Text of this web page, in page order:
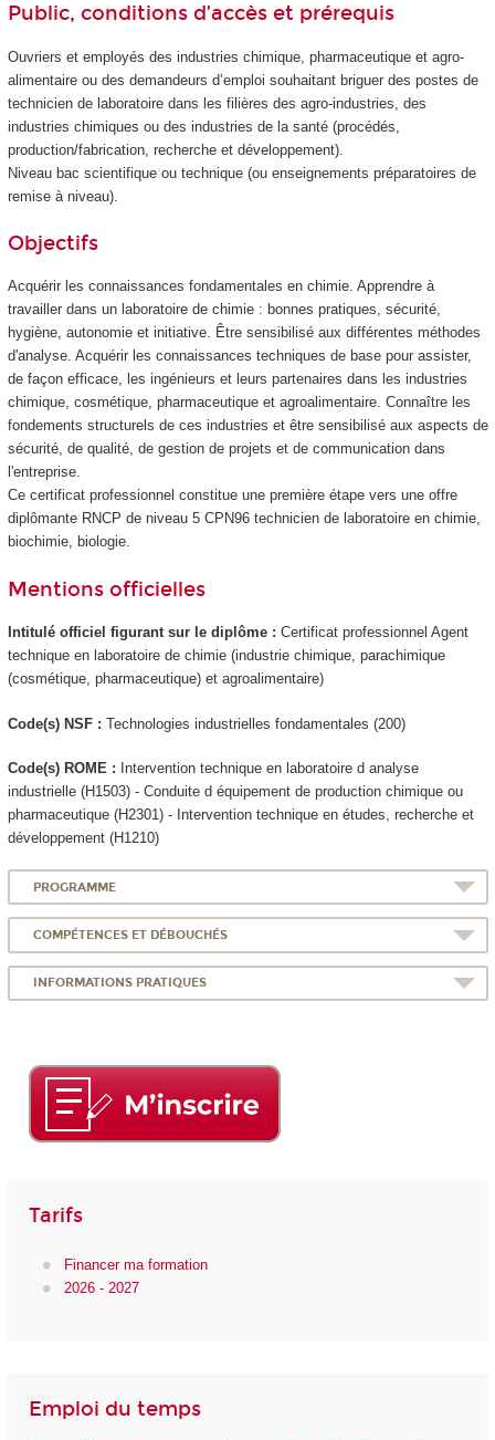
Public, conditions d’accès et prérequis
Ouvriers et employés des industries chimique, pharmaceutique et agro-
alimentaire ou des demandeurs d’emploi souhaitant briguer des postes de
technicien de laboratoire dans les filières des agro-industries, des
industries chimiques ou des industries de la santé (procédés,
production/fabrication, recherche et développement).
Niveau bac scientifique ou technique (ou enseignements préparatoires de
remise à niveau).
Objectifs
Acquérir les connaissances fondamentales en chimie. Apprendre à
travailler dans un laboratoire de chimie : bonnes pratiques, sécurité,
hygiène, autonomie et initiative. Être sensibilisé aux différentes méthodes
d'analyse. Acquérir les connaissances techniques de base pour assister,
de façon efficace, les ingénieurs et leurs partenaires dans les industries
chimique, cosmétique, pharmaceutique et agroalimentaire. Connaître les
fondements structurels de ces industries et être sensibilisé aux aspects de
sécurité, de qualité, de gestion de projets et de communication dans
l'entreprise.
Ce certificat professionnel constitue une première étape vers une offre
diplômante RNCP de niveau 5CPN96 technicien de laboratoire en chimie,
biochimie, biologie.
Mentions officielles
Intitulé officiel figurant sur le diplôme : Certificat professionnel Agent
technique en laboratoire de chimie (industrie chimique, parachimique
(cosmétique, pharmaceutique) et agroalimentaire)
Code(s) NSF : Technologies industrielles fondamentales (200)
Code(s) ROME : Intervention technique en laboratoire d analyse
industrielle (H1503) - Conduite d équipement de production chimique ou
pharmaceutique (H2301) - Intervention technique en études, recherche et
développement (H1210)
PROGRAMME
COMPÉTENCES ET DÉBOUCHÉS
INFORMATIONS PRATIQUES
Tarifs
Financer ma formation
2026 - 2027
Emploi du temps